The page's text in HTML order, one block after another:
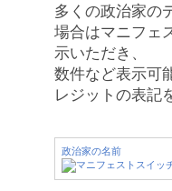
多くの政治家の
場合はマニフェ
示いただき、
数件など表示可
レジットの表記
政治家の名前